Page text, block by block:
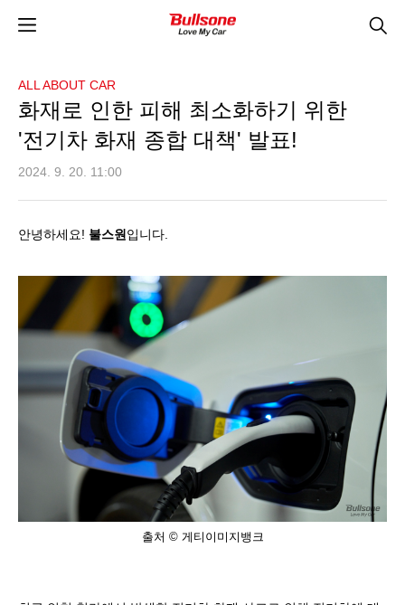
ALL ABOUT CAR
화재로 인한 피해 최소화하기 위한
'전기차 화재 종합 대책' 발표!
2024. 9. 20. 11:00
안녕하세요! 불스원 입니다
출처 © 게티이미지뱅크